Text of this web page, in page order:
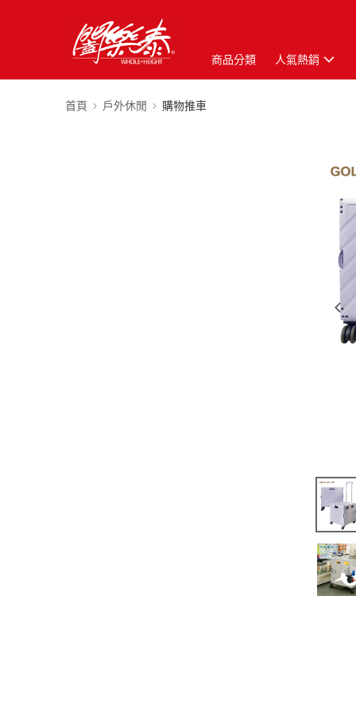
商品分類 人氣熱銷
首頁 戶外休閒 購物推車